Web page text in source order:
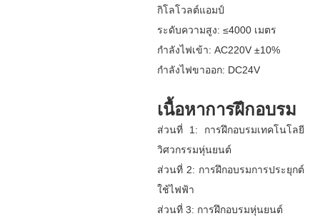
กิโลโวลต์แอมป์
ระดับความสูง: ≤4000 เมตร
กำลังไฟเข้า: AC220V ±10%
กำลังไฟขาออก: DC24V
เนื้อหาการฝึกอบรม
ส่วนที่ 1: การฝึกอบรมเทคโนโลยี
วิศวกรรมหุ่นยนต์
ส่วนที่ 2: การฝึกอบรมการประยุกต์
ใช้ไฟฟ้า
ส่วนที่ 3: การฝึกอบรมหุ่นยนต์